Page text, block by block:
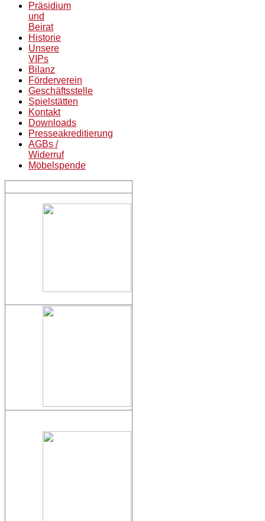
Präsidium
und
Beirat
Historie
Unsere
VIPs
Bilanz
Förderverein
Geschäftsstelle
Spielstätten
Kontakt
Downloads
Presseakreditierung
AGBs /
Widerruf
Möbelspende